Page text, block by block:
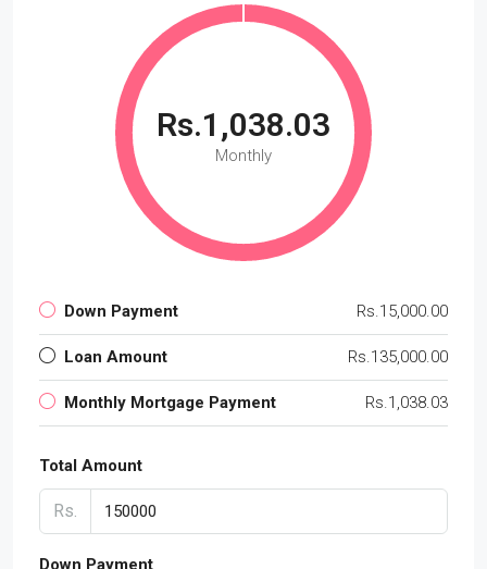
Rs.1,038.03
Monthly
Down Payment Rs.15,000.00
Loan Amount Rs.135,000.00
Monthly Mortgage Payment Rs.1,038.03
Total Amount
Rs.
Down Payment